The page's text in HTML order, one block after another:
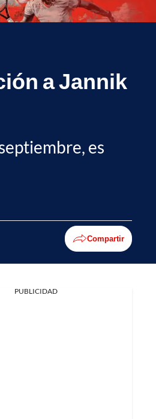
a Jannik
es
Compartir
PUBLICIDAD